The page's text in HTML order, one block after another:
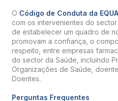
O Código de Conduta da
com os intervenientes do
de estabelecer um quadro de
promovam a confiança, o
respeito, entre empresas
do sector da Saúde, incluindo
Organizações de Saúde,
Doentes.
Perguntas Frequentes